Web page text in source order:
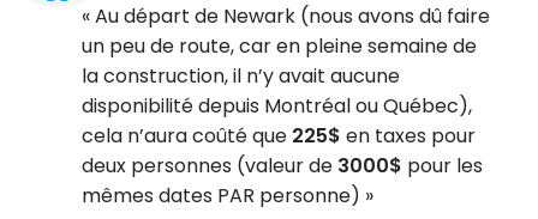
Au départ de Newark (nous avons dû faire
un peu de route, car en pleine semaine de
la construction, il n’y avait aucune
disponibilité depuis Montréal ou Québec),
cela n’aura coûté que 225$ en taxes pour
deux personnes (valeur de 3000$ pour les
mêmes dates PAR personne)